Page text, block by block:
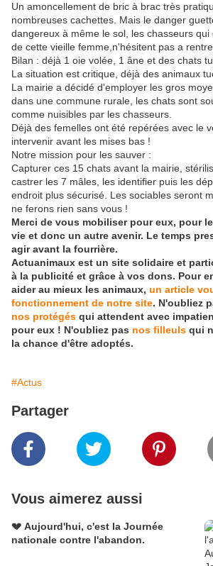
Un amoncellement de bric à brac très
nombreuses cachettes. Mais le danger
dangereux à même le sol, les chasseurs
de cette vieille femme,n'hésitent pas a
Bilan : déjà 1 oie volée, 1 âne et des chats
La situation est critique, déjà des animaux
La mairie a décidé d'employer les gros
dans une commune rurale, les chats sont
comme nuisibles par les chasseurs.
Déjà des femelles ont été repérées avec le
intervenir avant les mises bas !
Notre mission pour les sauver :
Capturer ces 15 chats avant la mairie,
castrer les 7 mâles, les identifier puis les
endroit plus sécurisé. Les sociables seront
ne ferons rien sans vous !
Merci de vous mobiliser pour eux, pour
vie et donc un autre avenir. Le temps
agir avant la fourrière.
Actuanimaux est un site solidaire et
à la publicité et grâce à vos dons. Pour
aider au mieux les animaux, un article
fonctionnement de notre site. N'oubliez
nos protégés qui attendent avec
pour eux ! N'oubliez pas nos filleuls qui
la chance d'être adoptés.
#Actus
Partager
Vous aimerez aussi
💔 Aujourd'hui, c'est la Journée
nationale contre l'abandon.